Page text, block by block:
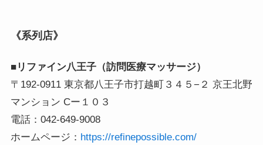
《系列店》
■リファイン八王子（訪問医療マッサージ）
〒192-0911 東京都八王子市打越町３４５−２ 京王北野
マンション Cー１０３
電話：042-649-9008
ホームページ： https://refinepossible.com/